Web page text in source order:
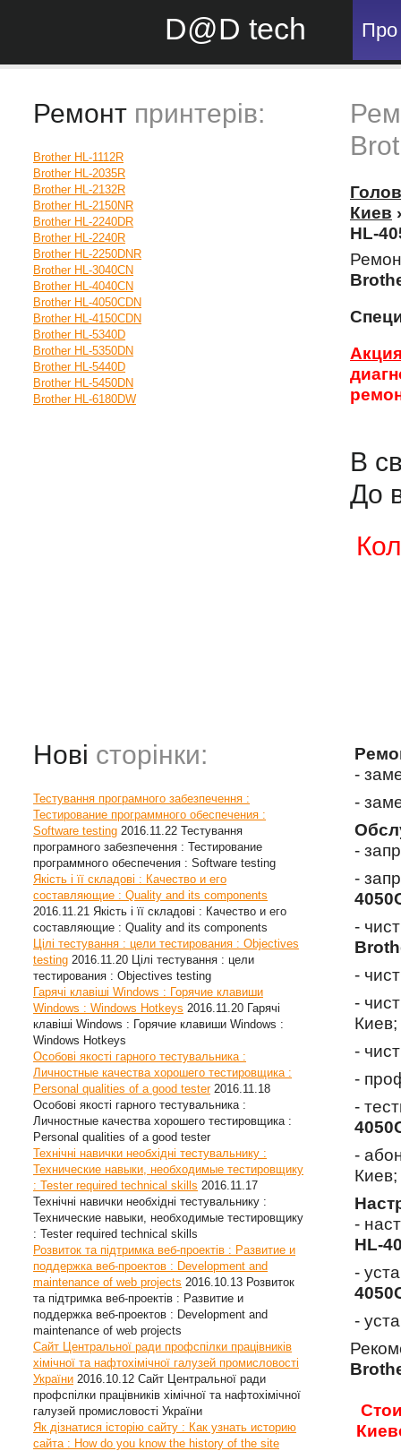
D@D tech Про
Ремонт принтерів:
Brother HL-1112R
Brother HL-2035R
Brother HL-2132R
Brother HL-2150NR
Brother HL-2240DR
Brother HL-2240R
Brother HL-2250DNR
Brother HL-3040CN
Brother HL-4040CN
Brother HL-4050CDN
Brother HL-4150CDN
Brother HL-5340D
Brother HL-5350DN
Brother HL-5440D
Brother HL-5450DN
Brother HL-6180DW
Нові сторінки:
Тестування програмного забезпечення :
Тестирование программного обеспечения :
Software testing 2016.11.22 Тестування
програмного забезпечення : Тестирование
программного обеспечения : Software testing
Якість і її складові : Качество и его
составляющие : Quality and its components
2016.11.21 Якість і її складові : Качество и его
составляющие : Quality and its components
Цілі тестування : цели тестирования : Objectives
testing 2016.11.20 Цілі тестування : цели
тестирования : Objectives testing
Гарячі клавіші Windows : Горячие клавиши
Windows : Windows Hotkeys 2016.11.20 Гарячі
клавіші Windows : Горячие клавиши Windows :
Windows Hotkeys
Особові якості гарного тестувальника :
Личностные качества хорошего тестировщика :
Personal qualities of a good tester 2016.11.18
Особові якості гарного тестувальника :
Личностные качества хорошего тестировщика :
Personal qualities of a good tester
Технічні навички необхідні тестувальнику :
Технические навыки, необходимые тестировщику
: Tester required technical skills 2016.11.17
Технічні навички необхідні тестувальнику :
Технические навыки, необходимые тестировщику
: Tester required technical skills
Розвиток та підтримка веб-проектів : Развитие и
поддержка веб-проектов : Development and
maintenance of web projects 2016.10.13 Розвиток
та підтримка веб-проектів : Развитие и
поддержка веб-проектов : Development and
maintenance of web projects
Сайт Центральної ради профспілки працівників
хімічної та нафтохімічної галузей промисловості
України 2016.10.12 Сайт Центральної ради
профспілки працівників хімічної та нафтохімічної
галузей промисловості України
Як дізнатися історію сайту : Как узнать историю
сайта : How do you know the history of the site
Киев
HL-
В
До
-
-
-
-
-
-
-
Киев;
-
-
-
-
Киев;
-
HL-
-
-